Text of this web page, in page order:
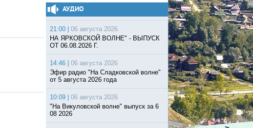
АУДИО
21:00 |
06 августа 2026
НА ЯРКОВСКОЙ ВОЛНЕ" - ВЫПУСК
ОТ 06.08.2026 Г.
14:46 |
06 августа 2026
Эфир радио "На Сладковской волне"
от 5 августа 2026 года
10:09 |
06 августа 2026
"На Викуловской волне" выпуск за 6
08 2026